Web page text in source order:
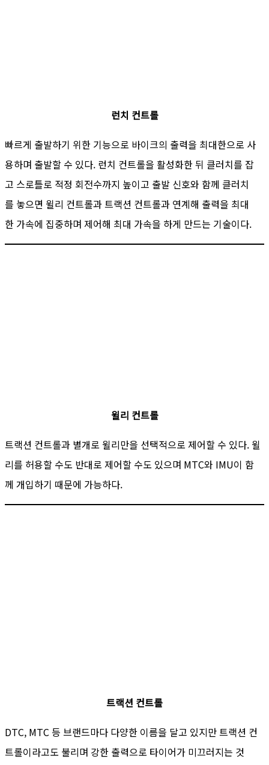
런치 컨트롤
빠르게 출발하기 위한 기능으로 바이크의 출력을 최대한으로 사
용하며 출발할 수 있다. 런치 컨트롤을 활성화한 뒤 클러치를 잡
고 스로틀로 적정 회전수까지 높이고 출발 신호와 함께 클러치
를 놓으면 윌리 컨트롤과 트랙션 컨트롤과 연계해 출력을 최대
한 가속에 집중하며 제어해 최대 가속을 하게 만드는 기술이다.
윌리 컨트롤
트랙션 컨트롤과 별개로 윌리만을 선택적으로 제어할 수 있다. 윌
리를 허용할 수도 반대로 제어할 수도 있으며 MTC와 IMU이 함
께 개입하기 때문에 가능하다.
트랙션 컨트롤
DTC, MTC 등 브랜드마다 다양한 이름을 달고 있지만 트랙션 컨
트롤이라고도 불리며 강한 출력으로 타이어가 미끄러지는 것